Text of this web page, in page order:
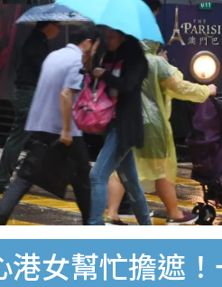
女幫忙擔遮